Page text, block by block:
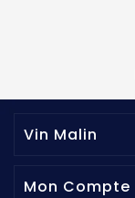
Vin Malin
Mon Compte